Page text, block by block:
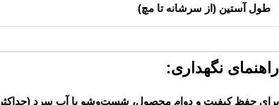
طول آستین (از سرشانه تا مچ)
راهنمای نگهداری:
برای حفظ کیفیت و دوام محصول، شست‌وشو با آب سرد (حداکثر ۳۰ درجه) انجام شود.